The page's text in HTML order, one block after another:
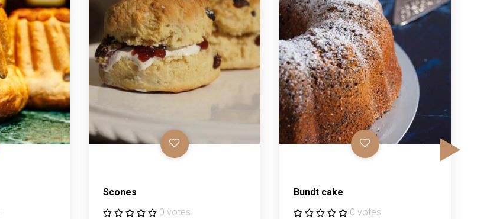
scones
0 votes
bundt cake
0 votes